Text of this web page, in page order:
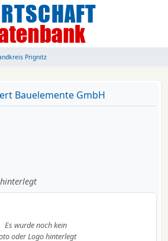
Prignitz
Bauelemente GmbH
Es wurde noch kein
oder Logo hinterlegt